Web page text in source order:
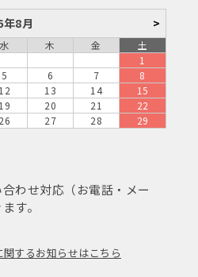
8月 >
水 木 金
土
1
5 6 7
8
12 13 14
15
19 20 21
22
26 27 28
29
わせ対応（お電話・メー
す。
するお知らせはこちら